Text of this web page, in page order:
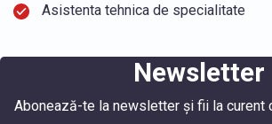
Asistenta tehnica de specialitate
Newsletter
Abonează-te la newsletter și fii la curent